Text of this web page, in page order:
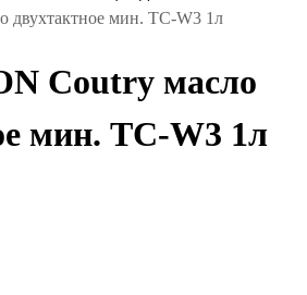
двухтактное мин. TC-W3 1л
Coutry масло
мин. TC-W3 1л